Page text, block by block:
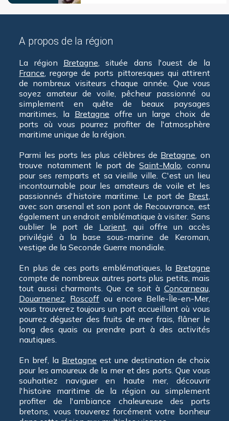
A propos de la région
La région Bretagne, située dans l'ouest de la
France, regorge de ports pittoresques qui attirent
de nombreux visiteurs chaque année. Que vous
soyez amateur de voile, pêcheur passionné ou
simplement en quête de beaux paysages
maritimes, la Bretagne offre un large choix de
ports où vous pourrez profiter de l'atmosphère
maritime unique de la région.
Parmi les ports les plus célèbres de Bretagne, on
trouve notamment le port deSaint-Malo, connu
pour ses remparts et sa vieille ville. C'est un lieu
incontournable pour les amateurs de voile et les
passionnés d'histoire maritime. Le port de Brest,
avec son arsenal et son pont de Recouvrance, est
également un endroit emblématique à visiter. Sans
oublier le port de Lorient, qui offre un accès
privilégié à la base sous-marine de Keroman,
vestige de la Seconde Guerre mondiale.
En plus de ces ports emblématiques, la Bretagne
compte de nombreux autres ports plus petits, mais
tout aussi charmants. Que ce soit à Concarneau,
Douarnenez, Roscoff ou encore Belle-Île-en-Mer,
vous trouverez toujours un port accueillant où vous
pourrez déguster des fruits de mer frais, flâner le
long des quais ou prendre part à des activités
nautiques.
En bref, la Bretagne est une destination de choix
pour les amoureux de la mer et des ports. Que vous
souhaitiez naviguer en haute mer, découvrir
l'histoire maritime de la région ou simplement
profiter de l'ambiance chaleureuse des ports
bretons, vous trouverez forcément votre bonheur